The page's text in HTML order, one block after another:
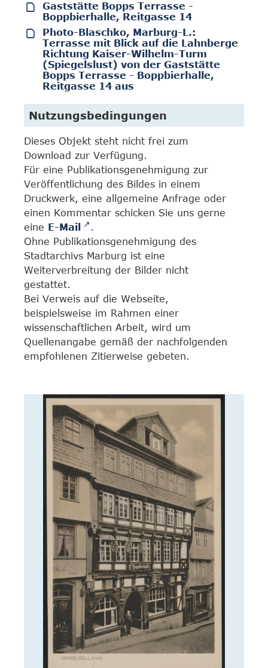
Gaststätte Bopps Terrasse -
Boppbierhalle, Reitgasse 14
Photo-Blaschko, Marburg-L.:
Terrasse mit Blick auf die Lahnberge
Richtung Kaiser-Wilhelm-Turm
(Spiegelslust) von der Gaststätte
Bopps Terrasse - Boppbierhalle,
Reitgasse 14 aus
Nutzungsbedingungen
Dieses Objekt steht nicht frei zum
Download zur Verfügung.
Für eine Publikationsgenehmigung zur
Veröffentlichung des Bildes in einem
Druckwerk, eine allgemeine Anfrage oder
einen Kommentar schicken Sie uns gerne
eine E-Mail
.
Ohne Publikationsgenehmigung des
Stadtarchivs Marburg ist eine
Weiterverbreitung der Bilder nicht
gestattet.
Bei Verweis auf die Webseite,
beispielsweise im Rahmen einer
wissenschaftlichen Arbeit, wird um
Quellenangabe gemäß der nachfolgenden
empfohlenen Zitierweise gebeten.